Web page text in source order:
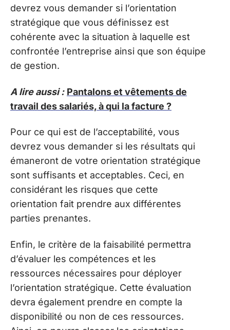
devrez vous demander si l’orientation
stratégique que vous définissez est
cohérente avec la situation à laquelle est
confrontée l’entreprise ainsi que son équipe
de gestion.
A lire aussi : Pantalons et vêtements de
travail des salariés, à qui la facture ?
Pour ce qui est de l’acceptabilité, vous
devrez vous demander si les résultats qui
émaneront de votre orientation stratégique
sont suffisants et acceptables. Ceci, en
considérant les risques que cette
orientation fait prendre aux différentes
parties prenantes.
Enfin, le critère de la faisabilité permettra
d’évaluer les compétences et les
ressources nécessaires pour déployer
l’orientation stratégique. Cette évaluation
devra également prendre en compte la
disponibilité ou non de ces ressources.